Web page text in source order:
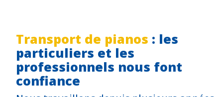
Transport de pianos : les
particuliers et les
professionnels nous font
confiance